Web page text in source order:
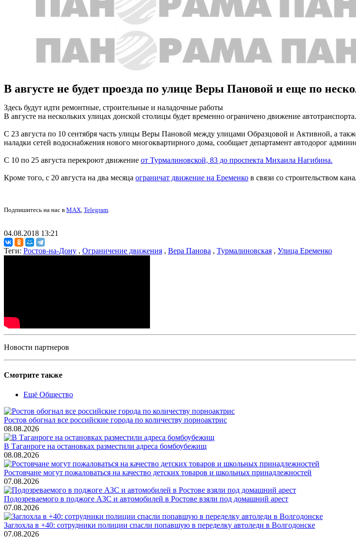
В августе не будет проезда по улице Веры Пановой и еще по
Здесь будут идти ремонтные, строительные и наладочные работы
В августе на нескольких улицах донской столицы будет временно ограничено движение автотранспорта.
С 23 августа по 10 сентября часть улицы Веры Пановой между улицами Образцовой и Активной, а
наладки сетей водоснабжения нового многоквартирного дома, сообщает департамент автодорог
С 10 по 25 августа перекроют движение от Турмалиновской, 83 до проспекта Михаила Нагибина.
Кроме того, с 20 августа на два месяца ограничат движение на Еременко в связи со строительством
Подпишитесь на нас в MAX, Telegram.
04.08.2018 13:21
Теги: Ростов-на-Дону , Ограничение движения , Вера Панова , Турмалиновская , Улица Еременко
Новости партнеров
Смотрите также
Ещё Общество
Ростов обогнал все российские города по количеству порноактрис
08.08.2026
В Таганроге на остановках разместили адреса бомбоубежищ
08.08.2026
Ростовчане могут пожаловаться на качество детских товаров и школьных принадлежностей
07.08.2026
Подозреваемого в поджоге АЗС и автомобилей в Ростове взяли под домашний арест
07.08.2026
Заглохла в +40: сотрудники полиции спасли попавшую в переделку автоледи в Волгодонске
07.08.2026